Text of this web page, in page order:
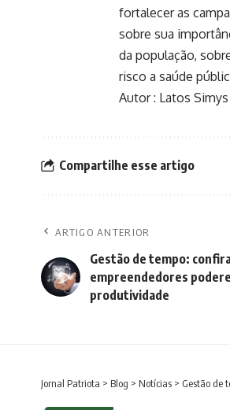
fortalecer as
sobre sua
da população,
risco a saúde
Autor : Latos Simys
Compartilhe esse artigo
ARTIGO ANTERIOR
Gestão de tempo:
empreendedores
produtividade
Jornal Patriota > Blog > Notícias > Gestão de